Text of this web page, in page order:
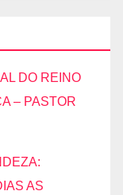
DO REINO
– PASTOR
AS